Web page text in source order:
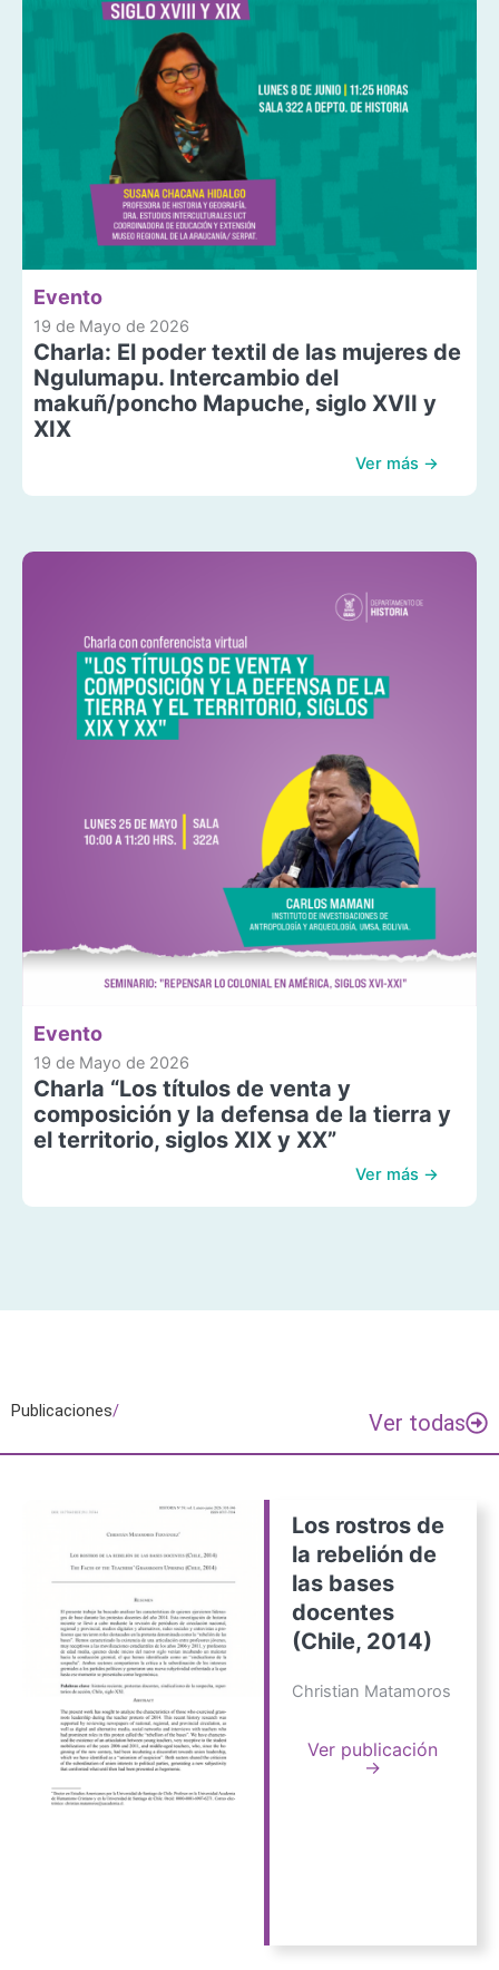
Evento
19 de Mayo de 2026
Charla: El poder textil de las mujeres de
Ngulumapu. Intercambio del
makuñ/poncho Mapuche, siglo XVII y
XIX
Ver más →
Evento
19 de Mayo de 2026
Charla “Los títulos de venta y
composición y la defensa de la tierra y
el territorio, siglos XIX y XX”
Ver más →
Publicaciones/ Ver todas
Los rostros de
la rebelión de
las bases
docentes
(Chile, 2014)
Christian Matamoros
Ver publicación
→